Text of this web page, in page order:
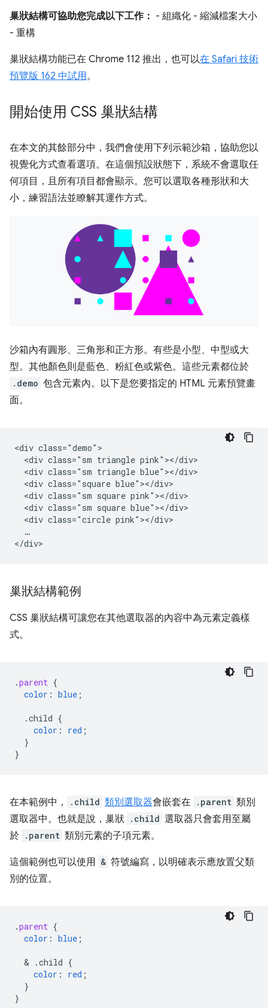
巢狀結構可協助您完成以下工作： - 組織化 - 縮減檔案大小
- 重構
巢狀結構功能已在 Chrome 112 推出，也可以在 Safari 技術
預覽版 162 中試用。
開始使用 CSS 巢狀結構
在本文的其餘部分中，我們會使用下列示範沙箱，協助您以
視覺化方式查看選項。在這個預設狀態下，系統不會選取任
何項目，且所有項目都會顯示。您可以選取各種形狀和大
小，練習語法並瞭解其運作方式。
沙箱內有圓形、三角形和正方形。有些是小型、中型或大
型。其他顏色則是藍色、粉紅色或紫色。這些元素都位於
.demo 包含元素內。以下是您要指定的 HTML 元素預覽畫
面。
<div class="demo">
  <div class="sm triangle pink"></div>
  <div class="sm triangle blue"></div>
  <div class="square blue"></div>
  <div class="sm square pink"></div>
  <div class="sm square blue"></div>
  <div class="circle pink"></div>
  …
巢狀結構範例
CSS 巢狀結構可讓您在其他選取器的內容中為元素定義樣
式。
.parent {
color : blue ;
.child {
color : red ;
}
}
在本範例中， .child 類別選取器會嵌套在 .parent 類別
選取器中。也就是說，巢狀
.child 選取器只會套用至屬
於 .parent 類別元素的子項元素。
這個範例也可以使用 & 符號編寫，以明確表示應放置父類
別的位置。
.parent {
color : blue ;
  &
.child {
color : red ;
}
}